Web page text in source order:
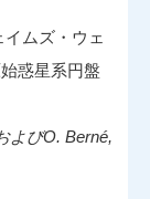
ムズ・ウェ
惑星系円盤
よびO. Berné,